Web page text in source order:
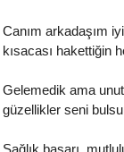
Canım arkadaşım
kısacası hakettiğin
Gelemedik ama
güzellikler seni
Sağlık başarı,